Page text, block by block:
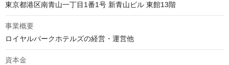
東京都港区南青山一丁目1番1号 新青山ビル 東館13階
事業概要
ロイヤルパークホテルズの経営・運営他
資本金